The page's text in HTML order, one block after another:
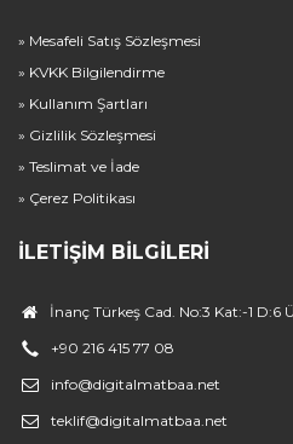
» Mesafeli Satış Sözleşmesi
» KVKK Bilgilendirme
» Kullanım Şartları
» Gizlilik Sözleşmesi
» Teslimat ve İade
» Çerez Politikası
İLETIŞIM BILGILERI
İnanç Türkeş Cad. No:3 Kat:-1 D:6
+90 216 415 77 08
info@digitalmatbaa.net
teklif@digitalmatbaa.net